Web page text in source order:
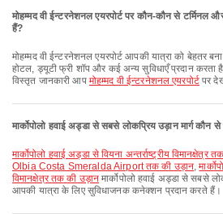
मोहम्मद वी ईन्टरनेशनल एयरपोर्ट पर कौन-कौन से टर्मिनल
हैं?
मोहम्मद वी ईन्टरनेशनल एयरपोर्ट आपकी यात्रा को बेहतर बनाने के लिए प्रार्थना कक्ष, एयरपोर्ट
होटल, ड्यूटी फ्री शॉप और कई अन्य सुविधाएँ प्रदान
विस्तृत जानकारी आप मोहम्मद वी ईन्टरनेशनल एयरपोर्टपर
मार्कोपोलो हवाई अड्डा से सबसे लोकप्रिय उड़ान मार्ग कौन
मार्कोपोलो हवाई अड्डा से वियना अन्तर्राष्ट्रीय विमानक्षेत्र
Olbia Costa Smeralda Airport तक की उड़ान,
विमानक्षेत्र तक की उड़ान मार्कोपोलो हवाई अड्डा से सबसे
आपकी यात्रा के लिए सुविधाजनक कनेक्शन प्रदान करते हैं।